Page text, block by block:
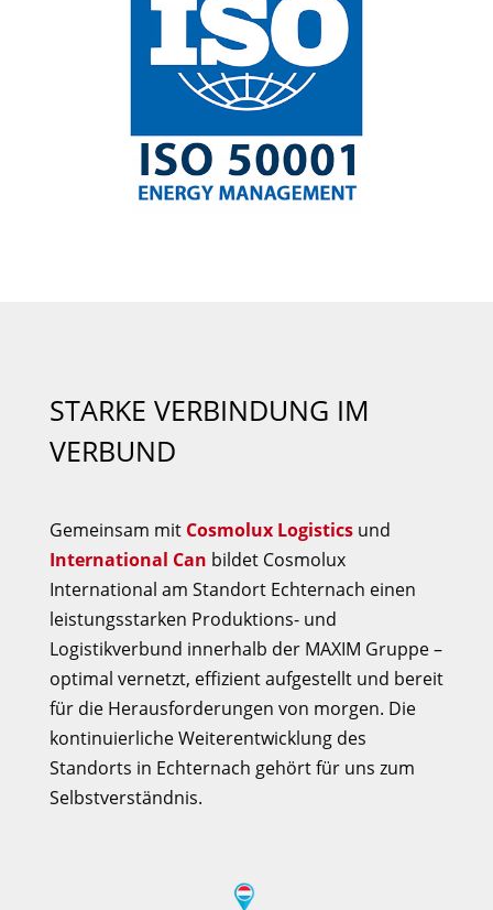
STARKE VERBINDUNG IM
VERBUND
Gemeinsam mit Cosmolux Logisticsund
International Can bildet Cosmolux
International am Standort Echternach einen
leistungsstarken Produktions- und
Logistikverbund innerhalb der MAXIM Gruppe –
optimal vernetzt, effizient aufgestellt und bereit
für die Herausforderungen von morgen. Die
kontinuierliche Weiterentwicklung des
Standorts in Echternach gehört für uns zum
Selbstverständnis.